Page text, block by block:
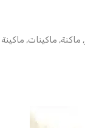
, ماكنة, ماكينات, ماكينة